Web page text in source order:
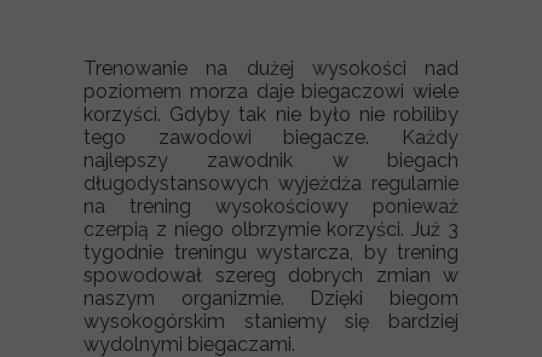
Trenowanie na dużej wysokości nad
poziomem morza daje biegaczowi wiele
korzyści. Gdyby tak nie było nie robiliby
tego zawodowi biegacze. Każdy
najlepszy zawodnik w biegach
długodystansowych wyjeżdża regularnie
na trening wysokościowy ponieważ
czerpią z niego olbrzymie korzyści. Już 3
tygodnie treningu wystarcza, by trening
spowodował szereg dobrych zmian w
naszym organizmie. Dzięki biegom
wysokogórskim staniemy się bardziej
wydolnymi biegaczami.